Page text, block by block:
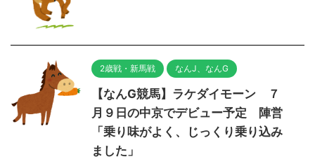
2歳戦・新馬戦 なんJ、なんG
【なんG競馬】ラケダイモーン ７
月９日の中京でデビュー予定 陣営
「乗り味がよく、じっくり乗り込み
ました」